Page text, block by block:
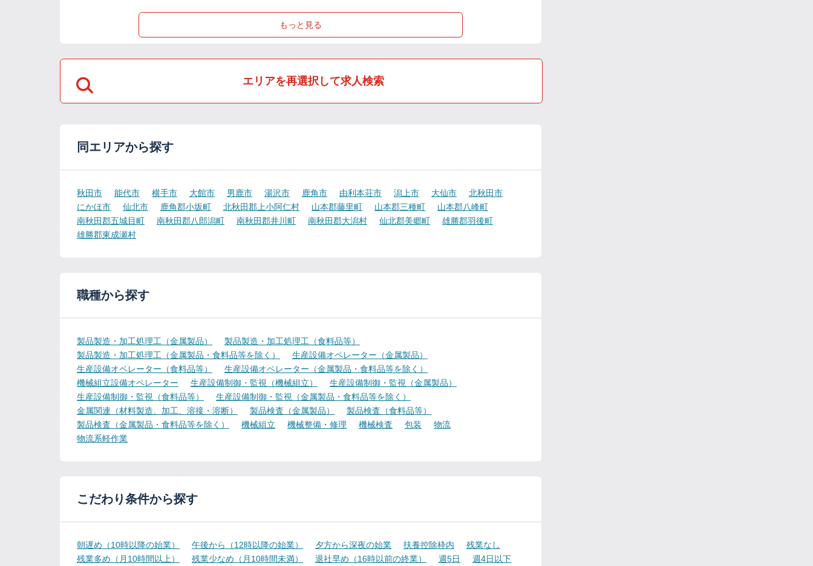
もっと見る
エリアを再選択して求人検索
同エリアから探す
秋田市 能代市 横手市 大館市 男鹿市 湯沢市 鹿角市 由利本荘市 潟上市 大仙市
北秋田市
にかほ市
仙北市 鹿角郡小坂町 北秋田郡上小阿仁村 山本郡藤里町 山本郡三種町
山本郡八峰町
南秋田郡五城目町
南秋田郡八郎潟町 南秋田郡井川町 南秋田郡大潟村 仙北郡美郷町
雄勝郡羽後町
雄勝郡東成瀬村
職種から探す
製品製造・加工処理工（金属製品）
製品製造・加工処理工（食料品等）
製品製造・加工処理工（金属製品・食料品等を除く）
生産設備オペレーター（金属製品）
生産設備オペレーター（食料品等）
生産設備オペレーター（金属製品・食料品等を除く）
機械組立設備オペレーター
生産設備制御・監視（機械組立）
生産設備制御・監視（金属製品）
生産設備制御・監視（食料品等）
生産設備制御・監視（金属製品・食料品等を除く）
金属関連（材料製造、加工、溶接・溶断）
製品検査（金属製品）
製品検査（食料品等）
製品検査（金属製品・食料品等を除く）
機械組立 機械整備・修理 機械検査 包装
物流
物流系軽作業
こだわり条件から探す
朝遅め（10時以降の始業） 午後から（12時以降の始業） 夕方から深夜の始業 扶養控除枠内
残業なし
残業多め（月10時間以上）
残業少なめ（月10時間未満） 退社早め（16時以前の終業） 週5日
週4日以下